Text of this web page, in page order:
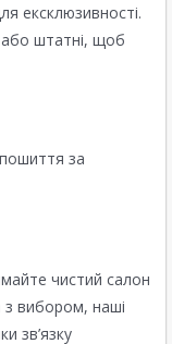
ексклюзивності.
або штатні, щоб
за
чистий салон
з вибором, наші
зв’язку